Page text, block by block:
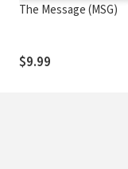
The Message (MSG)
$9.99